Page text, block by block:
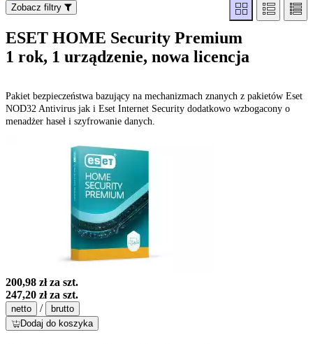
Zobacz filtry
ESET HOME Security Premium
1 rok, 1 urządzenie, nowa licencja
Pakiet bezpieczeństwa bazujący na mechanizmach znanych z pakietów Eset
NOD32 Antivirus jak i Eset Internet Security dodatkowo wzbogacony o
menadżer haseł i szyfrowanie danych.
200,98 złza szt.
247,20 złza szt.
netto /
brutto
Dodaj do koszyka